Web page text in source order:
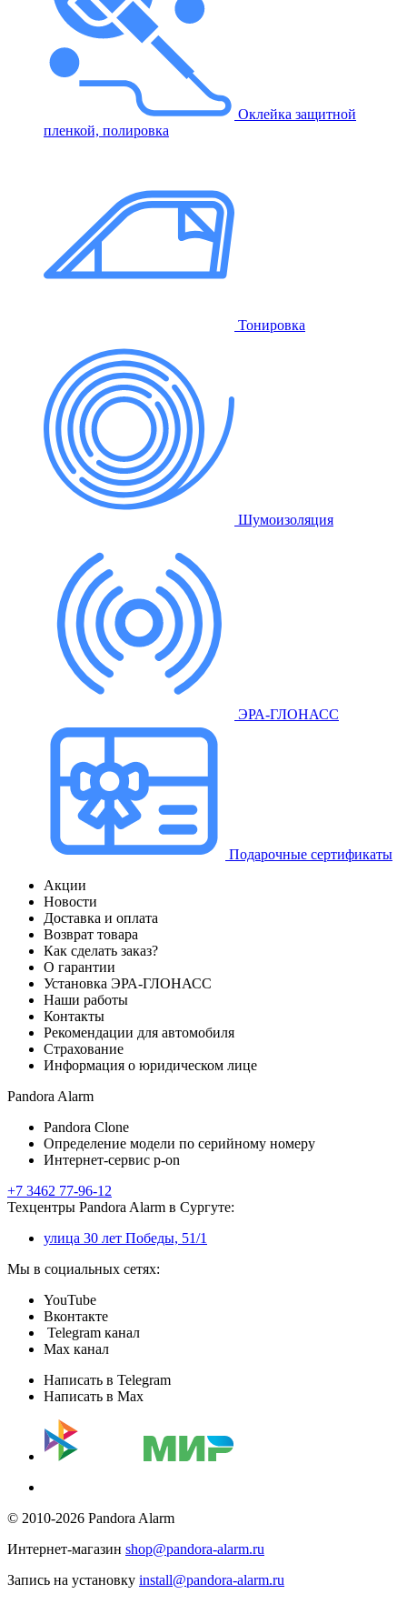
Оклейка защитной
пленкой, полировка
Тонировка
Шумоизоляция
ЭРА-ГЛОНАСС
Подарочные сертификаты
Акции
Новости
Доставка и оплата
Возврат товара
Как сделать заказ?
О гарантии
Установка ЭРА-ГЛОНАСС
Наши работы
Контакты
Рекомендации для автомобиля
Страхование
Информация о юридическом лице
Pandora Alarm
Pandora Clone
Определение модели по серийному номеру
Интернет-сервис p-on
+7 3462 77-96-12
Техцентры Pandora Alarm в Сургуте:
улица 30 лет Победы, 51/1
Мы в социальных сетях:
YouTube
Вконтакте
Telegram канал
Max канал
Написать в Telegram
Написать в Max
© 2010-2026 Pandora Alarm
Интернет-магазин shop@pandora-alarm.ru
Запись на установку install@pandora-alarm.ru